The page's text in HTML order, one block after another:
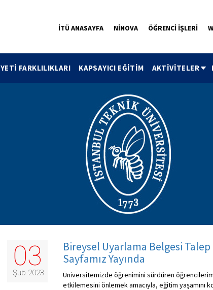
İTÜ ANASAYFA NİNOVA ÖĞRENCİ İŞLERİ
YETİ FARKLILIKLARI KAPSAYICI EĞİTİM AKTİVİTELER
03
Şub 2023
Bireysel Uyarlama Belgesi
Sayfamız Yayında
Üniversitemizde öğrenimini sürdüren
etkilemesini önlemek amacıyla, eğitim yaşamını